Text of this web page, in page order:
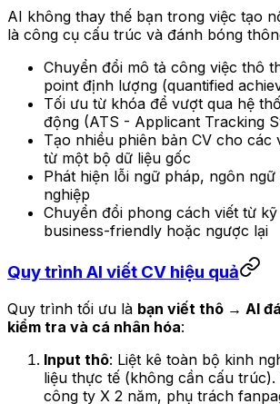
AI không thay thế bạn trong việc tạo
là công cụ cấu trúc và đánh bóng
Chuyển đổi mô tả công việc thô
point định lượng (quantified
Tối ưu từ khóa để vượt qua hệ
động (ATS - Applicant Tracking
Tạo nhiều phiên bản CV cho các
từ một bộ dữ liệu gốc
Phát hiện lỗi ngữ pháp, ngôn
nghiệp
Chuyển đổi phong cách viết từ
business-friendly hoặc ngược lại
Quy trình AI viết CV hiệu quả
Quy trình tối ưu là bạn viết thô → AI
kiểm tra và cá nhân hóa:
Input thô: Liệt kê toàn bộ kinh
liệu thực tế (không cần cấu trúc).
công ty X 2 năm, phụ trách